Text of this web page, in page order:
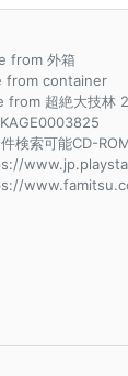
from 外箱
from container
from 超絶大技林
件検索可能CD-